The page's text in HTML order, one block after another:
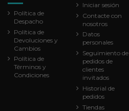
Política de
Despacho
Política de
Devoluciones y
Cambios
Política de
Términos y
Condiciones
Iniciar sesión
Contacte con
nosotros
Datos
personales
Seguimiento de
pedidos de
clientes
invitados
Historial de
pedidos
Tiendas